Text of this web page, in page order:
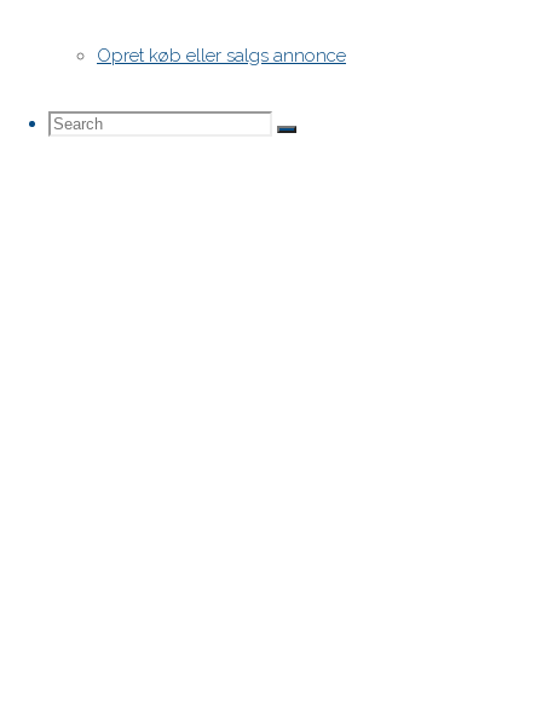
Opret køb eller salgs annonce
Search
Search
Search